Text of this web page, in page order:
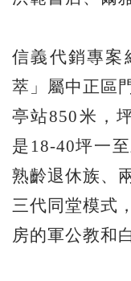
信義代銷專案
萃」屬中正區
亭站850米，
是18-40坪一
熟齡退休族、
三代同堂模式
房的軍公教和